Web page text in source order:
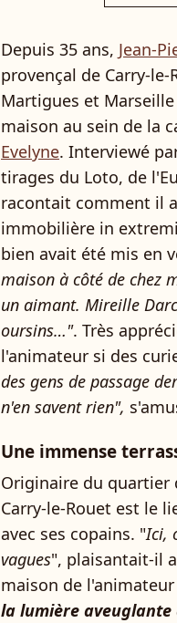
Depuis 35 ans, Jean-
provençal de Carry-
Martigues et
maison au sein de la
Evelyne. Interviewé
tirages du Loto, de
racontait comment il
immobilière in
bien avait été mis en
maison à côté de chez
un aimant. Mireille
oursins…". Très
l'animateur si des
des gens de passage
n'en savent rien",
Une immense
Originaire du quartier
Carry-le-Rouet est le
avec ses copains. "Ici,
vagues", plaisantait-il
maison de
la lumière